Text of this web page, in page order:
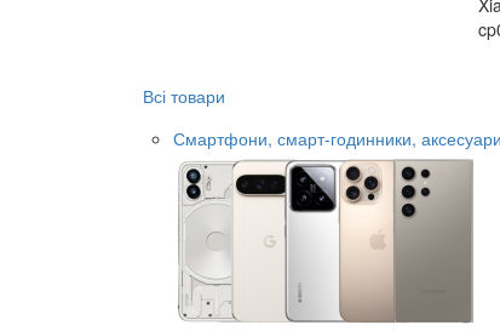
Всі товари
Смартфони, смарт-годинники, аксесуари